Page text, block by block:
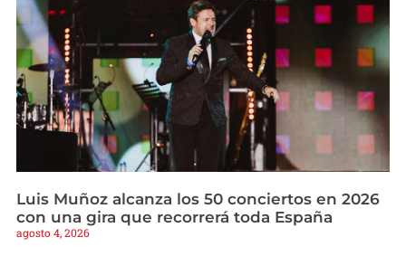
Luis Muñoz alcanza los 50 conciertos en 2026
con una gira que recorrerá toda España
agosto 4, 2026